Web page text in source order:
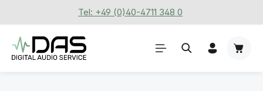
Zum Hauptinhalt springenTel: +49 (0)40-4711 348 0